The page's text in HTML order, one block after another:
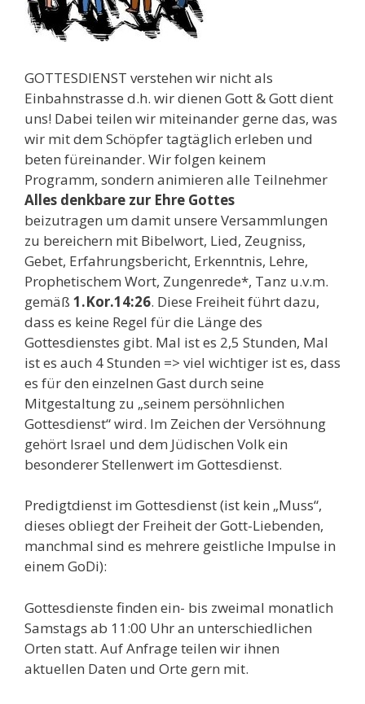
GOTTESDIENST verstehen wir nicht als
Einbahnstrasse d.h. wir dienen Gott & Gott dient
uns! Dabei teilen wir miteinander gerne das, was
wir mit dem Schöpfer tagtäglich erleben und
beten füreinander. Wir folgen keinem
Programm, sondern animieren alle Teilnehmer
Alles denkbare zur Ehre Gottes
beizutragen um damit unsere Versammlungen
zu bereichern mit Bibelwort, Lied, Zeugniss,
Gebet, Erfahrungsbericht, Erkenntnis, Lehre,
Prophetischem Wort, Zungenrede*, Tanz u.v.m.
gemäß 1.Kor.14:26. Diese Freiheit führt dazu,
dass es keine Regel für die Länge des
Gottesdienstes gibt. Mal ist es 2,5 Stunden, Mal
ist es auch 4 Stunden => viel wichtiger ist es, dass
es für den einzelnen Gast durch seine
Mitgestaltung zu „seinem persöhnlichen
Gottesdienst“ wird. Im Zeichen der Versöhnung
gehört Israel und dem Jüdischen Volk ein
besonderer Stellenwert im Gottesdienst.
Predigtdienst im Gottesdienst (ist kein „Muss“,
dieses obliegt der Freiheit der Gott-Liebenden,
manchmal sind es mehrere geistliche Impulse in
einem GoDi):
Gottesdienste finden ein- bis zweimal monatlich
Samstags ab 11:00 Uhr an unterschiedlichen
Orten statt. Auf Anfrage teilen wir ihnen
aktuellen Daten und Orte gern mit.